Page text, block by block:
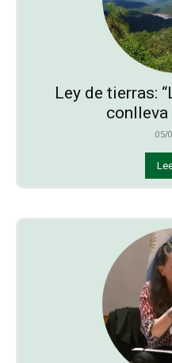
Ley de tierras:
conlleva
05/